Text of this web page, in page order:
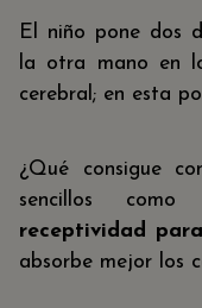
El niño pone dos
la otra mano en
cerebral; en esta
¿Qué consigue
sencillos
receptividad
absorbe mejor los